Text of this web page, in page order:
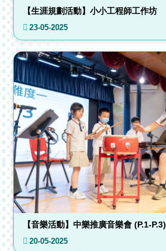
【生涯規劃活動】小小工程師工作坊
23-05-2025
【音樂活動】中樂推廣音樂會 (P.1-P.3)
20-05-2025